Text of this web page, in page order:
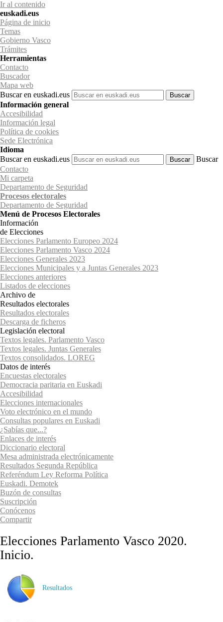
Ir al contenido
euskadi.eus
Página de inicio
Temas
Gobierno Vasco
Trámites
Herramientas
Contacto
Buscador
Mapa web
Buscar en euskadi.eus
Información general
Accesibilidad
Información legal
Política de cookies
Sede Electrónica
Idioma
Buscar en euskadi.eus
Buscar
Contacto
Mi carpeta
Departamento de Seguridad
Procesos electorales
Departamento de Seguridad
Menú de Procesos Electorales
Información
de Elecciones
Elecciones Parlamento Europeo 2024
Elecciones Parlamento Vasco 2024
Elecciones Generales 2023
Elecciones Municipales y a Juntas Generales 2023
Elecciones anteriores
Listados de elecciones
Archivo de
Resultados electorales
Resultados electorales
Descarga de ficheros
Legislación electoral
Textos legales. Parlamento Vasco
Textos legales. Juntas Generales
Textos consolidados. LOREG
Datos de interés
Encuestas electorales
Democracia paritaria en Euskadi
Accesibilidad
Elecciones internacionales
Voto electrónico en el mundo
Consultas populares en Euskadi
¿Sabías que...?
Enlaces de interés
Diccionario electoral
Mesa administrada electrónicamente
Resultados Segunda República
Referéndum Ley Reforma Política
Euskadi. Demotek
Buzón de consultas
Suscripción
Conócenos
Compartir
Elecciones Parlamento Vasco 2020.
Inicio.
Resultados